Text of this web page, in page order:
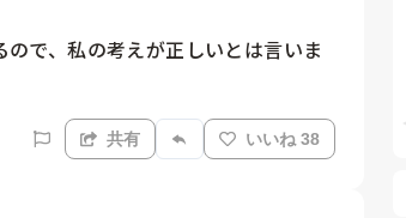
で、私の考えが正しいとは言いま
共有 いいね 38